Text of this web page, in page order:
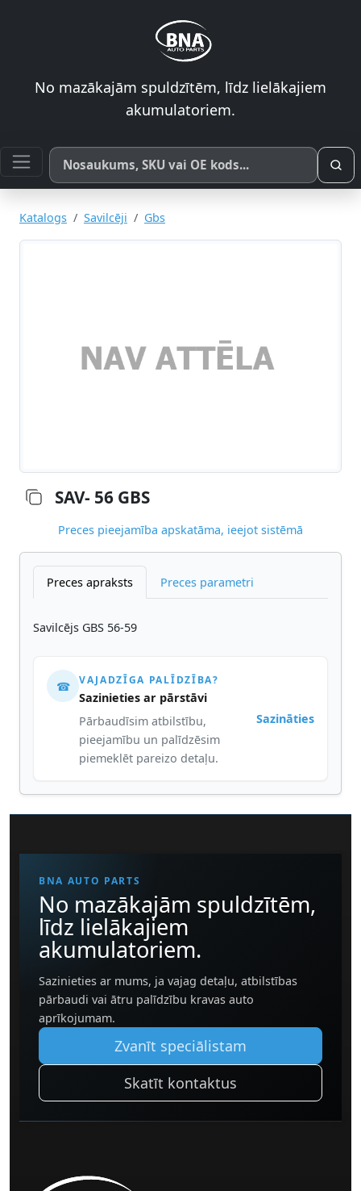
No mazākajām spuldzītēm, līdz lielākajiem
akumulatoriem.
Meklēt pēc produkta nosaukuma, SKU vai OE koda
Katalogs Savilcēji Gbs
SAV- 56 GBS
Preces pieejamība apskatāma, ieejot sistēmā
Preces apraksts Preces parametri
Savilcējs GBS 56-59
☎ VAJADZĪGA PALĪDZĪBA?
Sazinieties ar pārstāvi
Pārbaudīsim atbilstību,
pieejamību un palīdzēsim
piemeklēt pareizo detaļu.
Sazināties
BNA AUTO PARTS
No mazākajām spuldzītēm,
līdz lielākajiem
akumulatoriem.
Sazinieties ar mums, ja vajag detaļu, atbilstības
pārbaudi vai ātru palīdzību kravas auto
aprīkojumam.
Zvanīt speciālistam
Skatīt kontaktus